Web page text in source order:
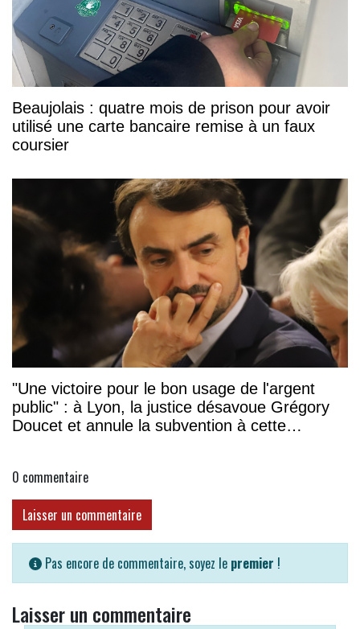
Beaujolais : quatre mois de prison pour avoir
utilisé une carte bancaire remise à un faux
coursier
"Une victoire pour le bon usage de l'argent
public" : à Lyon, la justice désavoue Grégory
Doucet et annule la subvention à cette
0 commentaire
Laisser un commentaire
Pas encore de commentaire, soyez le premier !
Laisser un commentaire